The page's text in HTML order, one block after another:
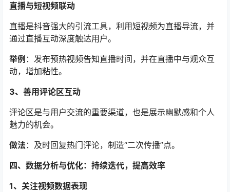
直播与短视频联动
直播是抖音强大的引流工具，利用短视频为直播导流，并
通过直播互动深度触达用户。
举例 ：发布预热视频告知直播时间，并在直播中与观众互
动，增加粘性。
3、善用评论区互动
评论区是与用户交流的重要渠道，也是展示幽默感和个人
魅力的机会。
做法 ：及时回复热门评论，制造“二次传播”点。
四、数据分析与优化：持续迭代，提高效率
1、关注视频数据表现